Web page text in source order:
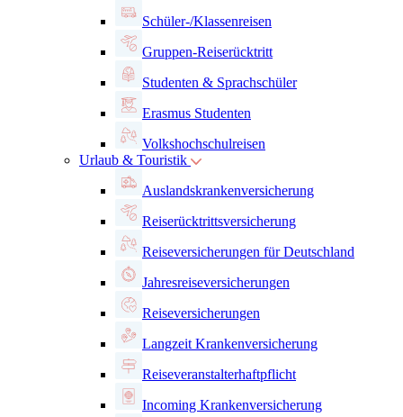
Schüler-/Klassenreisen
Gruppen-Reiserücktritt
Studenten & Sprachschüler
Erasmus Studenten
Volkshochschulreisen
Urlaub & Touristik
Auslandskrankenversicherung
Reiserücktrittsversicherung
Reiseversicherungen für Deutschland
Jahresreiseversicherungen
Reiseversicherungen
Langzeit Krankenversicherung
Reiseveranstalterhaftpflicht
Incoming Krankenversicherung